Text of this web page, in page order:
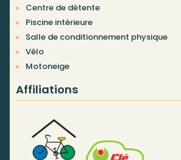
Centre de détente
Piscine intérieure
Salle de conditionnement physique
Vélo
Motoneige
Affiliations